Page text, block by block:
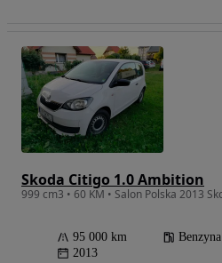
Skoda Citigo 1.0 Ambition
95 000 km Benzyna
2013